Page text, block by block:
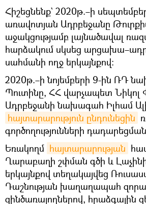
Հիշեցնենք` 2020թ.–ի
առավոտյան Ադրբեջանը
աջակցությամբ լայնածավալ
հարձակում սկսեց
սահմանի ողջ երկայնքով։
2020թ.–ի նոյեմբերի 9-ին ՌԴ
Պուտինը, ՀՀ վարչապետ Նիկոլ
Ադրբեջանի նախագահ Իլհամ
հայտարարություն ընդունեցին
գործողությունների
Եռակողմ հայտարարության
Ղարաբաղի շփման գծի և
երկայնքով տեղակայվեց
Դաշնության խաղաղապահ
զինծառայողներով, հրաձգային